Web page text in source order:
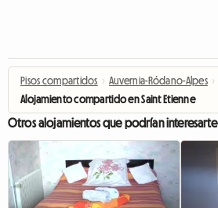
Pisos compartidos › Auvernia-Ródano-Alpes ›
Alojamiento compartido en Saint Etienne
Otros alojamientos que podrían interesarte